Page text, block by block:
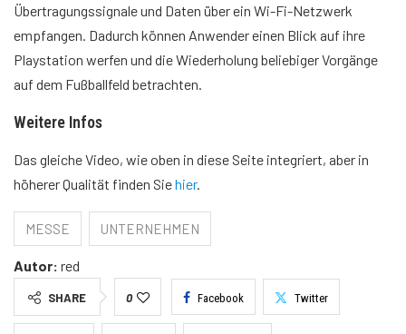
Übertragungssignale und Daten über ein Wi-Fi-Netzwerk
empfangen. Dadurch können Anwender einen Blick auf ihre
Playstation werfen und die Wiederholung beliebiger Vorgänge
auf dem Fußballfeld betrachten.
Weitere Infos
Das gleiche Video, wie oben in diese Seite integriert, aber in
höherer Qualität finden Siehier.
MESSE UNTERNEHMEN
Autor: red
SHARE 0 Facebook Twitter